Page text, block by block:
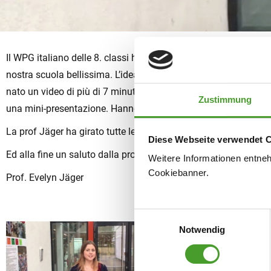
Zustimmung
Diese Webseite verwendet
Weitere Informationen
Cookiebanner.
Notwendig
Il WPG italiano delle 8. classi ha realizzato quest’anno un
nostra scuola bellissima. L’idea di presentare il WRG/ORG
nato un video di più di 7 minuti che presenta molto bene la
una mini-presentazione. Hanno trovato anche due ospiti che
La prof Jäger ha girato tutte le scene con il suo cellulare e
Ed alla fine un saluto dalla prof al gruppo: Ragazzi, avete
Prof. Evelyn Jäger